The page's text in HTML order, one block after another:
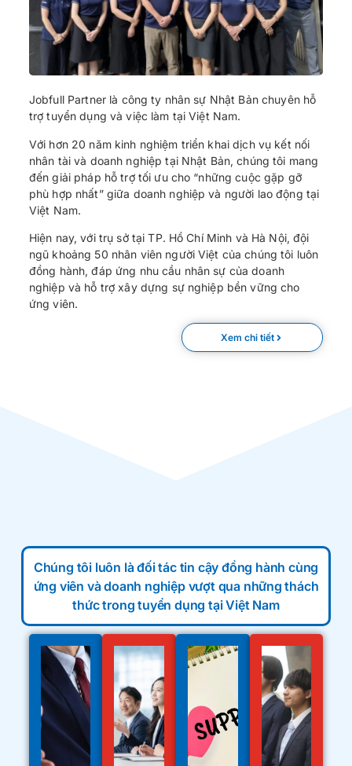
Jobfull Partner là công ty nhân sự Nhật Bản chuyên hỗ
trợ tuyển dụng và việc làm tại Việt Nam.
Với hơn 20 năm kinh nghiệm triển khai dịch vụ kết nối
nhân tài và doanh nghiệp tại Nhật Bản, chúng tôi mang
đến giải pháp hỗ trợ tối ưu cho “những cuộc gặp gỡ
phù hợp nhất” giữa doanh nghiệp và người lao động tại
Việt Nam.
Hiện nay, với trụ sở tại TP. Hồ Chí Minh và Hà Nội, đội
ngũ khoảng 50 nhân viên người Việt của chúng tôi luôn
đồng hành, đáp ứng nhu cầu nhân sự của doanh
nghiệp và hỗ trợ xây dựng sự nghiệp bền vững cho
ứng viên.
Xem chi tiết
Chúng tôi luôn là đối tác tin cậy đồng hành cùng
ứng viên và doanh nghiệp vượt qua những thách
thức trong tuyển dụng tại Việt Nam